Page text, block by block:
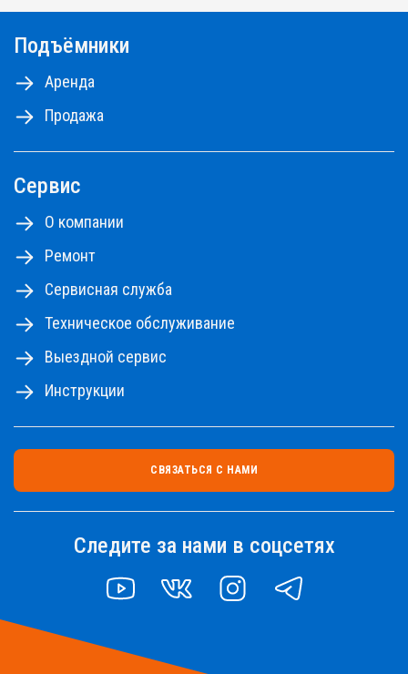
Подъёмники
Аренда
Продажа
Сервис
О компании
Ремонт
Сервисная служба
Техническое обслуживание
Выездной сервис
Инструкции
СВЯЗАТЬСЯ С НАМИ
Следите за нами в соцсетях
YOUTUBE VK INSTAGRAMTELEGRAM